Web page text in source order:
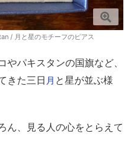
/ 月と星のモチーフのピアス
パキスタンの国旗など、
きた三日 月 と星が並ぶ様
ん、見る人の心をとらえて